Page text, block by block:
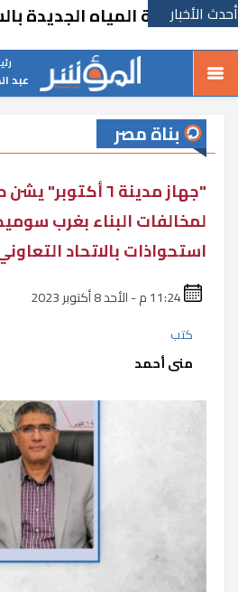
أحدث الأخبارالجديدة بالسادات
عبد
بناة مصر
"جهاز مدينة ٦
لمخالفات البناء بغرب
استحواذات بالاتحاد
كتب
منى أحمد